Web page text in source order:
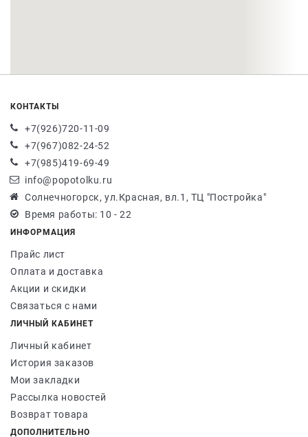
КОНТАКТЫ
+7(926)720-11-09
+7(967)082-24-52
+7(985)419-69-49
info@popotolku.ru
Солнечногорск, ул.Красная, вл.1, ТЦ "Постройка"
Время работы: 10 - 22
ИНФОРМАЦИЯ
Прайс лист
Оплата и доставка
Акции и скидки
Связаться с нами
ЛИЧНЫЙ КАБИНЕТ
Личный кабинет
История заказов
Мои закладки
Рассылка новостей
Возврат товара
ДОПОЛНИТЕЛЬНО